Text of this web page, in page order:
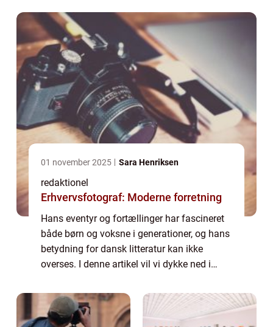
01 november 2025 Sara Henriksen
redaktionel
Erhvervsfotograf: Moderne forretning
Hans eventyr og fortællinger har fascineret
både børn og voksne i generationer, og hans
betydning for dansk litteratur kan ikke
overses. I denne artikel vil vi dykke ned i
historiske udvikling og indflydelse. Præs...